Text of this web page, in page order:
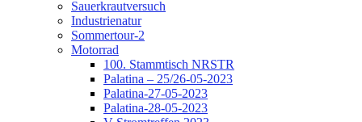
Sauerkrautversuch
Industrienatur
Sommertour-2
Motorrad
100. Stammtisch NRSTR
Palatina – 25/26-05-2023
Palatina-27-05-2023
Palatina-28-05-2023